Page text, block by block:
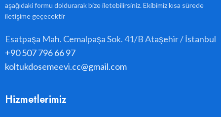
aşağıdaki formu doldurarak bize iletebilirsiniz. Ekibimiz kısa sürede
iletişime geçecektir
Esatpaşa Mah. Cemalpaşa Sok. 41/B Ataşehir / İstanbul
+90 507 796 66 97
koltukdosemeevi.cc@gmail.com
Hizmetlerimiz